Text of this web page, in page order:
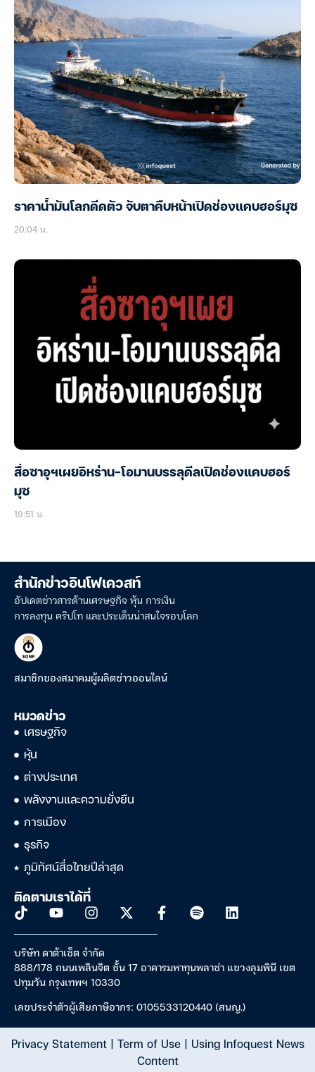
ราคาน้ำมันโลกดีดตัว จับตาคืบหน้าเปิดช่องแคบฮอร์มุซ
20:04 น.
สื่อซาอุฯเผยอิหร่าน-โอมานบรรลุดีลเปิดช่องแคบฮอร์
มุซ
19:51 น.
สำนักข่าวอินโฟเควสท์
อัปเดตข่าวสารด้านเศรษฐกิจ หุ้น การเงิน
การลงทุน คริปโท และประเด็นน่าสนใจรอบโลก
สมาชิกของสมาคมผู้ผลิตข่าวออนไลน์
หมวดข่าว
เศรษฐกิจ
หุ้น
ต่างประเทศ
พลังงานและความยั่งยืน
การเมือง
ธุรกิจ
ภูมิทัศน์สื่อไทยปีล่าสุด
ติดตามเราได้ที่
บริษัท ดาต้าเซ็ต จำกัด
888/178 ถนนเพลินจิต ชั้น 17 อาคารมหาทุนพลาซ่า แขวงลุมพินี เขต
ปทุมวัน กรุงเทพฯ 10330
เลขประจำตัวผู้เสียภาษีอากร: 0105533120440 (สนญ.)
Privacy Statement| Term of Use| Using Infoquest News
Content